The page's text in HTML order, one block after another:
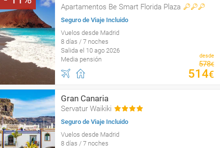
Apartamentos Be Smart Florida Plaza
Seguro de Viaje Incluido
Vuelos desde Madrid
8 días / 7 noches
Salida el 10 ago 2026
Media pensión
desde
578€
514€
Gran Canaria
Servatur Waikiki
Seguro de Viaje Incluido
Vuelos desde Madrid
8 días / 7 noches